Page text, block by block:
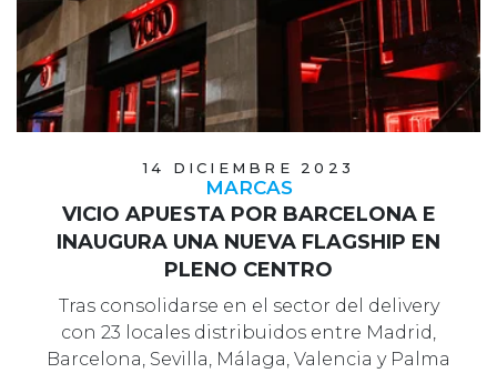
14 DICIEMBRE 2023
MARCAS
VICIO APUESTA POR BARCELONA E
INAUGURA UNA NUEVA FLAGSHIP EN
PLENO CENTRO
Tras consolidarse en el sector del delivery
con 23 locales distribuidos entre Madrid,
Barcelona, Sevilla, Málaga, Valencia y Palma